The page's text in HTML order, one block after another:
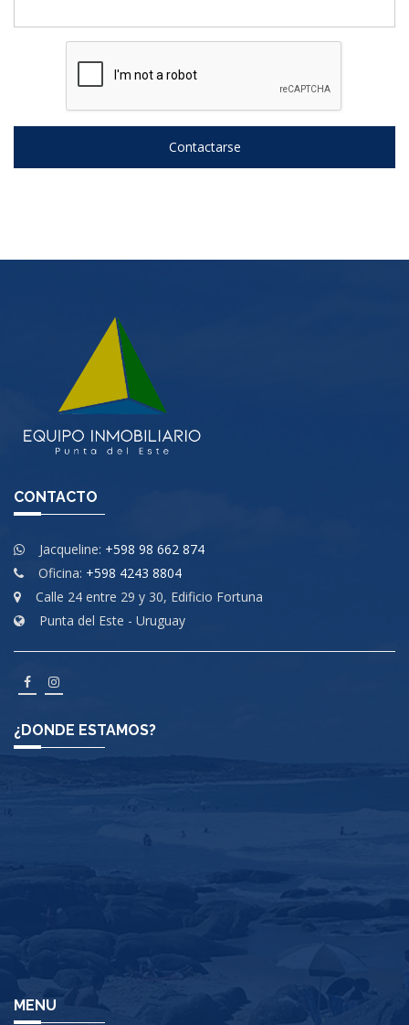
Contactarse
CONTACTO
Jacqueline: +598 98 662 874
Oficina: +598 4243 8804
Calle 24 entre 29 y 30, Edificio Fortuna
Punta del Este - Uruguay
¿DONDE ESTAMOS?
MENU